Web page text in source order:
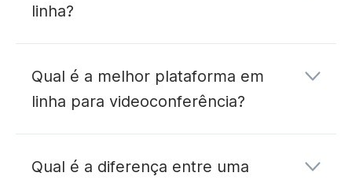
linha?
Qual é a melhor plataforma em
linha para videoconferência?
Qual é a diferença entre uma